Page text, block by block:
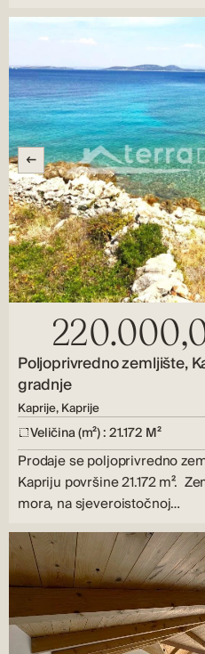
Poljoprivredno zemljište,
gradnje
Kaprije, Kaprije
Veličina (m²) : 21.172 M²
Prodaje se poljoprivredno
Kapriju površine 21.172 m².
mora, na sjeveroistočnoj…